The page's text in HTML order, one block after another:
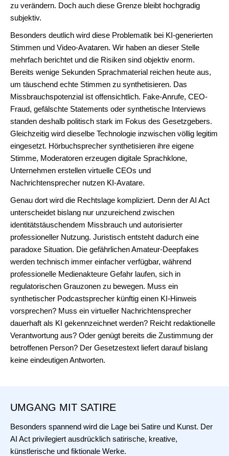
zu verändern. Doch auch diese Grenze bleibt hochgradig
subjektiv.
Besonders deutlich wird diese Problematik bei KI-generierten
Stimmen und Video-Avataren. Wir haben an dieser Stelle
mehrfach berichtet und die Risiken sind objektiv enorm.
Bereits wenige Sekunden Sprachmaterial reichen heute aus,
um täuschend echte Stimmen zu synthetisieren. Das
Missbrauchspotenzial ist offensichtlich. Fake-Anrufe, CEO-
Fraud, gefälschte Statements oder synthetische Interviews
standen deshalb politisch stark im Fokus des Gesetzgebers.
Gleichzeitig wird dieselbe Technologie inzwischen völlig legitim
eingesetzt. Hörbuchsprecher synthetisieren ihre eigene
Stimme, Moderatoren erzeugen digitale Sprachklone,
Unternehmen erstellen virtuelle CEOs und
Nachrichtensprecher nutzen KI-Avatare.
Genau dort wird die Rechtslage kompliziert. Denn der AI Act
unterscheidet bislang nur unzureichend zwischen
identitätstäuschendem Missbrauch und autorisierter
professioneller Nutzung. Juristisch entsteht dadurch eine
paradoxe Situation. Die gefährlichen Amateur-Deepfakes
werden technisch immer einfacher verfügbar, während
professionelle Medienakteure Gefahr laufen, sich in
regulatorischen Grauzonen zu bewegen. Muss ein
synthetischer Podcastsprecher künftig einen KI-Hinweis
vorsprechen? Muss ein virtueller Nachrichtensprecher
dauerhaft als KI gekennzeichnet werden? Reicht redaktionelle
Verantwortung aus? Oder genügt bereits die Zustimmung der
betroffenen Person? Der Gesetzestext liefert darauf bislang
keine eindeutigen Antworten.
UMGANG MIT SATIRE
Besonders spannend wird die Lage bei Satire und Kunst. Der
AI Act privilegiert ausdrücklich satirische, kreative,
künstlerische und fiktionale Werke.